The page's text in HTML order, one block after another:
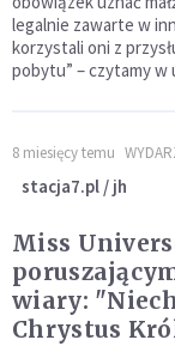
legalnie zawarte w
korzystali oni z
pobytu” – czytamy w
8 miesięcy temu
stacja7.pl / jh
Miss
wiary:
Chrystus